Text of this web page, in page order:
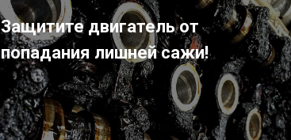
Защитите двигатель от
попадания лишней сажи!